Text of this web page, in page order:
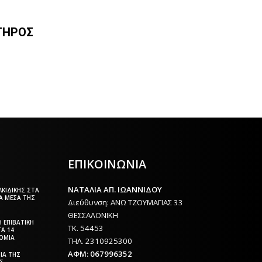
ΣΤΑ
ΜΈΣΑ ΤΗΣ
14
ΤΗΣ
ΕΠΙΚΟΙΝΩΝΙΑ
ΝΑΤΑΛΙΑ ΑΠ. ΙΩΑΝΝΙΔΟΥ
Διεύθυνση: ΑΝΩ ΤΖΟΥΜΑΓΙΑΣ 33
ΘΕΣΣΑΛΟΝΙΚΗ
ΤΚ. 54453
ΤΗΛ. 2310925300
ΑΦΜ: 067996352